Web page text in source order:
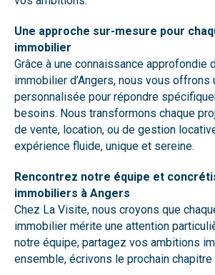
Une approche sur-mesure pour
immobilier
Grâce à une connaissance approfondie
immobilier d’Angers, nous vous offrons
personnalisée pour répondre
besoins. Nous transformons chaque
de vente, location, ou de gestion
expérience fluide, unique et sereine.
Rencontrez notre équipe et
immobiliers à Angers
Chez La Visite, nous croyons que
immobilier mérite une attention
notre équipe, partagez vos ambitions
ensemble, écrivons le prochain